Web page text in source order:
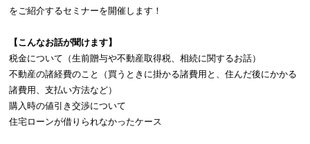
をご紹介するセミナーを開催します！
【こんなお話が聞けます】
税金について（生前贈与や不動産取得税、相続に関するお話）
不動産の諸経費のこと（買うときに掛かる諸費用と、住んだ後にかかる
諸費用、支払い方法など）
購入時の値引き交渉について
住宅ローンが借りられなかったケース